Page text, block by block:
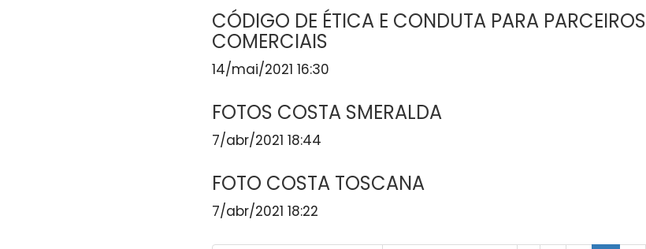
CÓDIGO DE ÉTICA E CONDUTA PARA PARCEIROS
COMERCIAIS
14/mai/2021 16:30
FOTOS COSTA SMERALDA
7/abr/2021 18:44
FOTO COSTA TOSCANA
7/abr/2021 18:22